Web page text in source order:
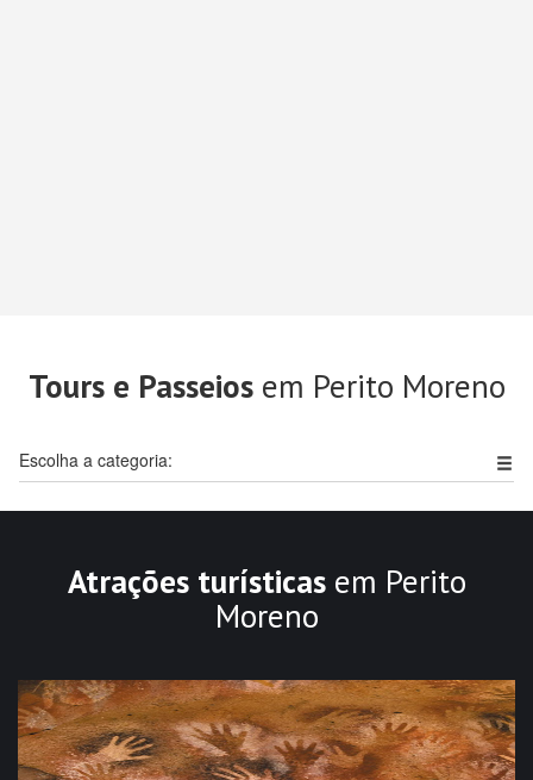
Tours e Passeiosem Perito Moreno
Escolha a categoria:
Atrações turísticasem Perito
Moreno